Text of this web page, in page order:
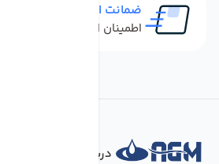
ضمانت اصل بودن کالا
اطمینان از خرید کالای اورجینال
درباره فروشگاه